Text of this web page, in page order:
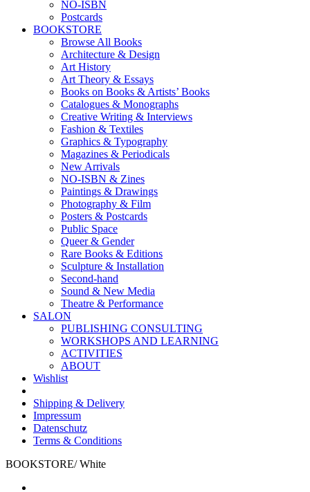
NO-ISBN
Postcards
BOOKSTORE
Browse All Books
Architecture & Design
Art History
Art Theory & Essays
Books on Books & Artists’ Books
Catalogues & Monographs
Creative Writing & Interviews
Fashion & Textiles
Graphics & Typography
Magazines & Periodicals
New Arrivals
NO-ISBN & Zines
Paintings & Drawings
Photography & Film
Posters & Postcards
Public Space
Queer & Gender
Rare Books & Editions
Sculpture & Installation
Second-hand
Sound & New Media
Theatre & Performance
SALON
PUBLISHING CONSULTING
WORKSHOPS AND LEARNING
ACTIVITIES
ABOUT
Wishlist
Shipping & Delivery
Impressum
Datenschutz
Terms & Conditions
BOOKSTORE/White